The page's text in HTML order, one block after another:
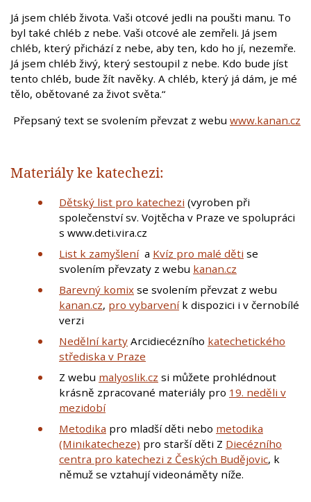
Já jsem chléb života. Vaši otcové jedli na poušti manu. To
byl také chléb z nebe. Vaši otcové ale zemřeli. Já jsem
chléb, který přichází z nebe, aby ten, kdo ho jí, nezemře.
Já jsem chléb živý, který sestoupil z nebe. Kdo bude jíst
tento chléb, bude žít navěky. A chléb, který já dám, je mé
tělo, obětované za život světa.“
Přepsaný text se svolením převzat z webu www.kanan.cz
Materiály ke katechezi:
Dětský list pro katechezi (vyroben při
společenství sv. Vojtěcha v Praze ve spolupráci
s www.deti.vira.cz
List k zamyšlenía Kvíz pro malé děti se
svolením převzaty z webu kanan.cz
Barevný komix se svolením převzat z webu
kanan.cz, pro vybarveník dispozici i v černobílé
verzi
Nedělní karty Arcidiecézního katechetického
střediska v Praze
Z webu malyoslik.cz si můžete prohlédnout
krásně zpracované materiály pro 19. neděli v
mezidobí
Metodika pro mladší děti nebo metodika
(Minikatecheze) pro starší děti Z Diecézního
centra pro katechezi z Českých Budějovic, k
němuž se vztahují videonáměty níže.